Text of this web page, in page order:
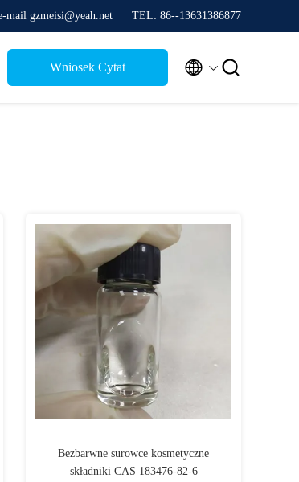
mail gzmeisi@yeah.net TEL: 86--13631386877
Wniosek Cytat  
Bezbarwne surowce kosmetyczne
składniki CAS 183476-82-6